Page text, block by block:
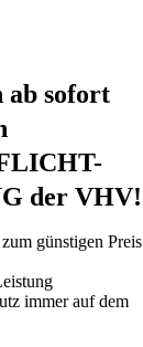
ab sofort
-
der VHV!
günstigen Preis
immer auf dem